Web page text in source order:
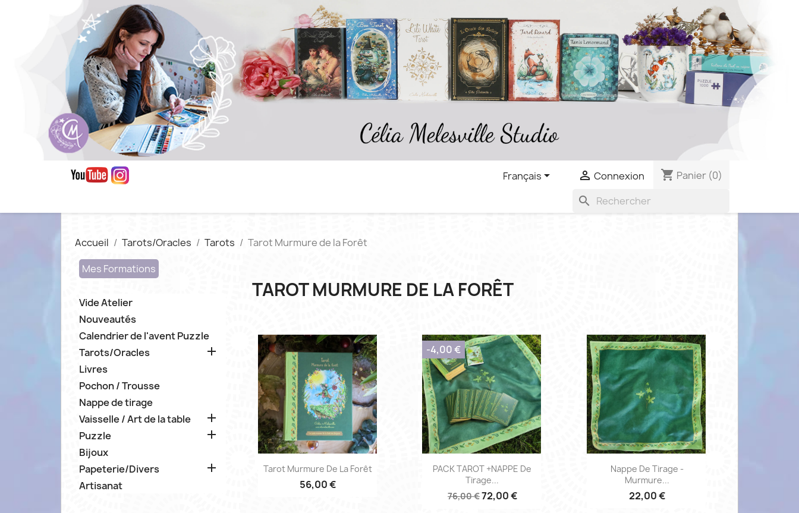
Français  Connexion shopping_cart Panier (0)
search
Accueil Tarots/Oracles Tarots
Tarot Murmure de la Forêt
Mes Formations
Vide Atelier
Nouveautés
Calendrier de l'avent Puzzle
Tarots/Oracles

Livres
Pochon / Trousse
Nappe de tirage
Vaisselle / Art de la table

Puzzle 
Bijoux
Papeterie/Divers

Artisanat
TAROT MURMURE DE LA FORÊT
Aperçu rapide
Tarot Murmure De La Forêt
56,00 €
Aperçu rapide
PACK TAROT +NAPPE De
Tirage...
76,00 €72,00 €
-4,00 €
Aperçu rapide
Nappe De Tirage -
Murmure...
22,00 €